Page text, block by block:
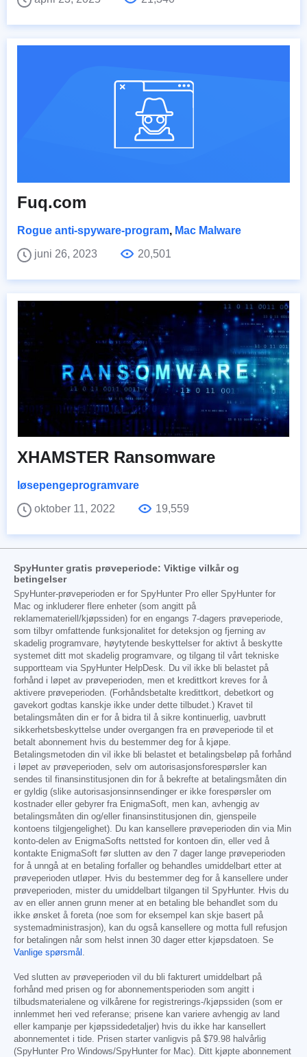
Fuq.com
Rogue anti-spyware-program, Mac Malware
juni 26, 2023
20,501
XHAMSTER Ransomware
løsepengeprogramvare
oktober 11, 2022
19,559
SpyHunter gratis prøveperiode: Viktige vilkår og
betingelser
SpyHunter-prøveperioden er for SpyHunter Pro eller SpyHunter for
Mac og inkluderer flere enheter (som angitt på
reklamemateriell/kjøpssiden) for en engangs 7-dagers prøveperiode,
som tilbyr omfattende funksjonalitet for deteksjon og fjerning av
skadelig programvare, høytytende beskyttelser for aktivt å beskytte
systemet ditt mot skadelig programvare, og tilgang til vårt tekniske
supportteam via SpyHunter HelpDesk. Du vil ikke bli belastet på
forhånd i løpet av prøveperioden, men et kredittkort kreves for å
aktivere prøveperioden. (Forhåndsbetalte kredittkort, debetkort og
gavekort godtas kanskje ikke under dette tilbudet.) Kravet til
betalingsmåten din er for å bidra til å sikre kontinuerlig, uavbrutt
sikkerhetsbeskyttelse under overgangen fra en prøveperiode til et
betalt abonnement hvis du bestemmer deg for å kjøpe.
Betalingsmetoden din vil ikke bli belastet et betalingsbeløp på forhånd
i løpet av prøveperioden, selv om autorisasjonsforespørsler kan
sendes til finansinstitusjonen din for å bekrefte at betalingsmåten din
er gyldig (slike autorisasjonsinnsendinger er ikke forespørsler om
kostnader eller gebyrer fra EnigmaSoft, men kan, avhengig av
betalingsmåten din og/eller finansinstitusjonen din, gjenspeile
kontoens tilgjengelighet). Du kan kansellere prøveperioden din via Min
konto-delen av EnigmaSofts nettsted for kontoen din, eller ved å
kontakte EnigmaSoft før slutten av den 7 dager lange prøveperioden
for å unngå at en betaling forfaller og behandles umiddelbart etter at
prøveperioden utløper. Hvis du bestemmer deg for å kansellere under
prøveperioden, mister du umiddelbart tilgangen til SpyHunter. Hvis du
av en eller annen grunn mener at en betaling ble behandlet som du
ikke ønsket å foreta (noe som for eksempel kan skje basert på
systemadministrasjon), kan du også kansellere og motta full refusjon
for betalingen når som helst innen 30 dager etter kjøpsdatoen. Se
Vanlige spørsmål .
Ved slutten av prøveperioden vil du bli fakturert umiddelbart på
forhånd med prisen og for abonnementsperioden som angitt i
tilbudsmaterialene og vilkårene for registrerings-/kjøpssiden (som er
innlemmet heri ved referanse; prisene kan variere avhengig av land
eller kampanje per kjøpssidedetaljer) hvis du ikke har kansellert
abonnementet i tide. Prisen starter vanligvis på $79.98 halvårlig
(SpyHunter Pro Windows/SpyHunter for Mac). Ditt kjøpte abonnement